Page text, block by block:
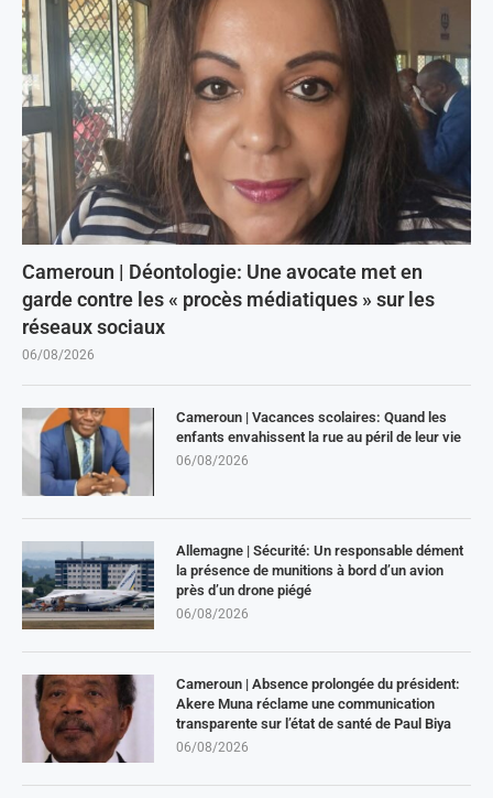
Cameroun | Déontologie: Une avocate met en
garde contre les « procès médiatiques » sur les
réseaux sociaux
06/08/2026
Cameroun | Vacances scolaires: Quand les
enfants envahissent la rue au péril de leur vie
06/08/2026
Allemagne | Sécurité: Un responsable dément
la présence de munitions à bord d’un avion
près d’un drone piégé
06/08/2026
Cameroun | Absence prolongée du président:
Akere Muna réclame une communication
transparente sur l’état de santé de Paul Biya
06/08/2026